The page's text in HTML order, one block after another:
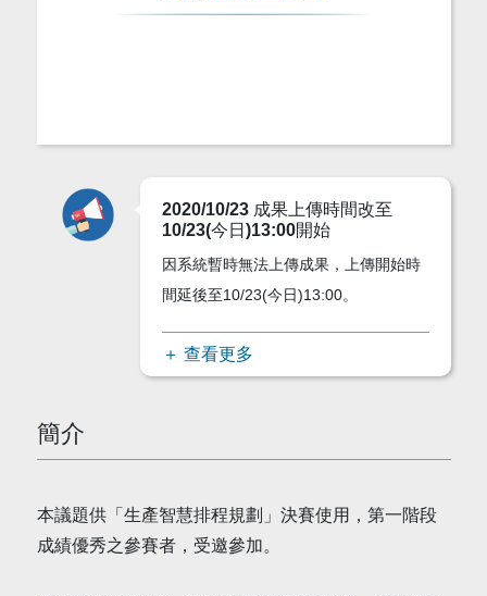
2020/10/23 成果上傳時間改至
10/23(今日)13:00開始
因系統暫時無法上傳成果，上傳開始時
間延後至10/23(今日)13:00。
＋ 查看更多
簡介
本議題供「生產智慧排程規劃」決賽使用，第一階段
成績優秀之參賽者，受邀參加。